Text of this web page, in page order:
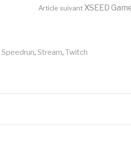
Article suivant XSEED
Speedrun, Stream, Twitch